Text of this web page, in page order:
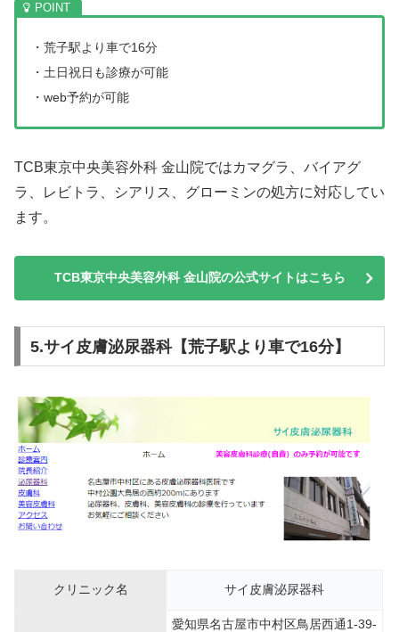
・荒子駅より車で16分
・土日祝日も診療が可能
・web予約が可能
TCB東京中央美容外科 金山院ではカマグラ、バイアグ
ラ、レビトラ、シアリス、グローミンの処方に対応してい
ます。
TCB東京中央美容外科 金山院の公式サイトはこちら
5.サイ皮膚泌尿器科【荒子駅より車で16分】
クリニック名 サイ皮膚泌尿器科
愛知県名古屋市中村区鳥居西通1-39-